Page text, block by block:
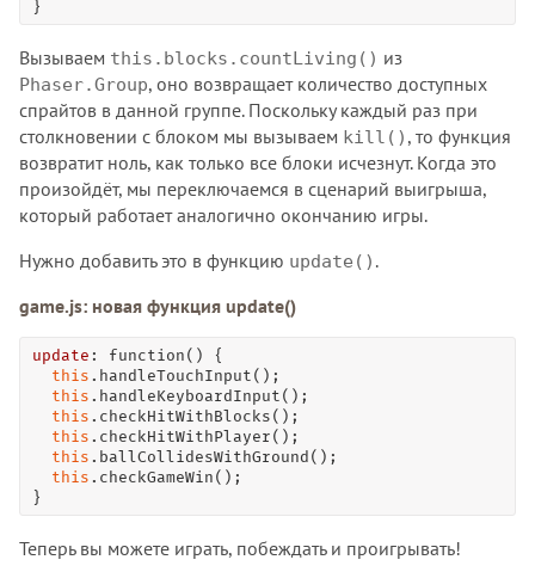
}
Вызываем this.blocks.countLiving() из
Phaser.Group, оно возвращает количество доступных
спрайтов в данной группе. Поскольку каждый раз при
столкновении с блоком мы вызываем kill() , то функция
возвратит ноль, как только все блоки исчезнут. Когда это
произойдёт, мы переключаемся в сценарий выигрыша,
который работает аналогично окончанию игры.
Нужно добавить это в функцию update() .
game.js: новая функция update()
update : function () {
this . handleTouchInput ();
this . handleKeyboardInput ();
this . checkHitWithBlocks ();
this . checkHitWithPlayer ();
this . ballCollidesWithGround ();
this . checkGameWin ();
}
Теперь вы можете играть, побеждать и проигрывать!